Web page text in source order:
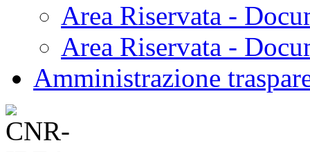
Area Riservata -
Area Riservata -
Amministrazione